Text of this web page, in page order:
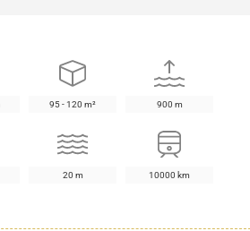
95 - 120 m² 900 m
20 m 10000 km